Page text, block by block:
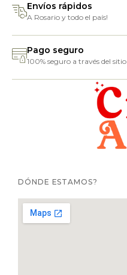
Envíos rápidos
A Rosario y todo el país!
Pago seguro
100% seguro a través del sitio
DÓNDE ESTAMOS?